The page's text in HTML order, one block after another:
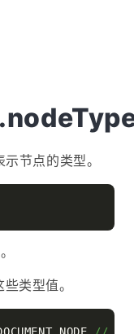
节点的类型。
类型值。